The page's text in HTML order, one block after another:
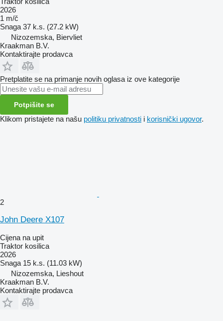
2026
1 m/č
Snaga 37 k.s. (27.2 kW)
Nizozemska, Biervliet
Kraakman B.V.
Kontaktirajte prodavca
Pretplatite se na primanje novih oglasa iz ove kategorije
Potpišite se
Klikom pristajete na našu politiku privatnosti i korisnički ugovor.
2
John Deere X107
Cijena na upit
Traktor kosilica
2026
Snaga 15 k.s. (11.03 kW)
Nizozemska, Lieshout
Kraakman B.V.
Kontaktirajte prodavca